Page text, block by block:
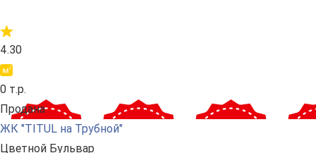
4.30
0 т.р.
Продана
ЖК "TITUL на Трубной"
Цветной Бульвар